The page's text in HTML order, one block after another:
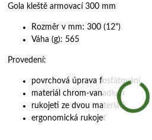
Gola kleště armovací 300 mm
Rozměr v mm: 300 (12")
Váha (g): 565
Provedení:
povrchová úprava fosfátování
materiál chrom-vanadium
rukojeti ze dvou materiálů
ergonomická rukojeť